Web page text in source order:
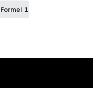
Formel 1